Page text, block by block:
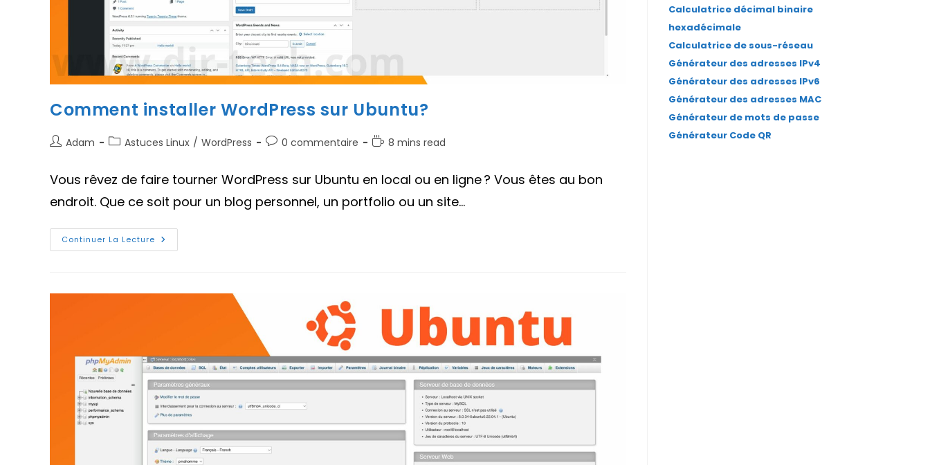
Comment installer WordPress sur Ubuntu?
Auteur/autrice
publication :
Adam
PostAstuces Linux / WordPress
Commentaires
publication :
0 commentaire
Temps8 mins read
Vous rêvez de faire tourner WordPress sur Ubuntu en local ou en ligne ? Vous êtes au bon
endroit. Que ce soit pour un blog personnel, un portfolio ou un site…
Continuer La Lecture Comment
Installer
Calculatrice décimal binaire
hexadécimale
Calculatrice de sous-réseau
Générateur des adresses IPv4
Générateur des adresses IPv6
Générateur des adresses MAC
Générateur de mots de passe
Générateur Code QR